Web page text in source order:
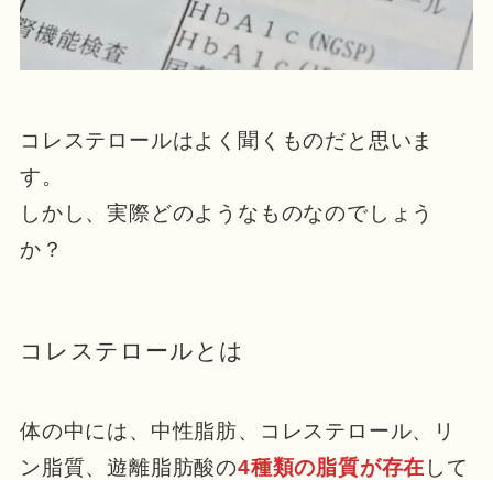
コレステロールはよく聞くものだと思いま
す。
しかし、実際どのようなものなのでしょう
か？
コレステロールとは
体の中には、中性脂肪、コレステロール、リ
ン脂質、遊離脂肪酸の4種類の脂質が存在 して